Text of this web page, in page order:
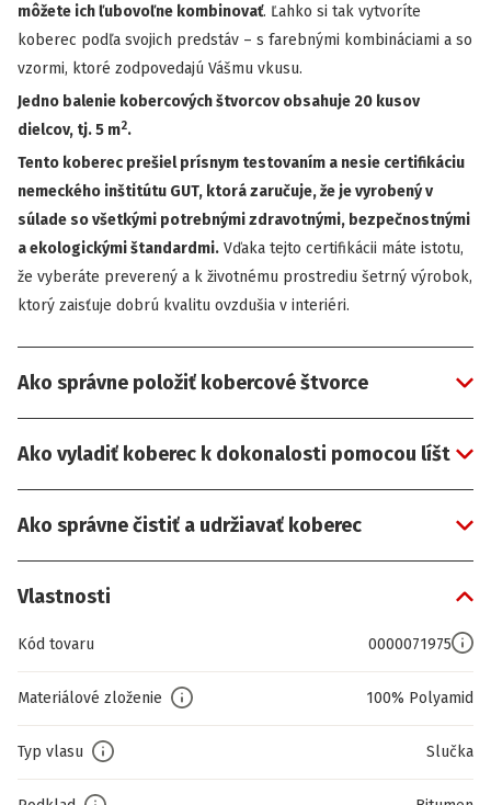
môžete ich ľubovoľne kombinovať. Ľahko si tak vytvoríte
koberec podľa svojich predstáv – s farebnými kombináciami a so
vzormi, ktoré zodpovedajú Vášmu vkusu.
Jedno balenie kobercových štvorcov obsahuje 20 kusov
dielcov, tj. 5 m2.
Tento koberec prešiel prísnym testovaním a nesie certifikáciu
nemeckého inštitútu GUT, ktorá zaručuje, že je vyrobený v
súlade so všetkými potrebnými zdravotnými, bezpečnostnými
a ekologickými štandardmi. Vďaka tejto certifikácii máte istotu,
že vyberáte preverený a k životnému prostrediu šetrný výrobok,
ktorý zaisťuje dobrú kvalitu ovzdušia v interiéri.
Ako správne položiť kobercové štvorce
Ako vyladiť koberec k dokonalosti pomocou líšt
Ako správne čistiť a udržiavať koberec
Vlastnosti
Kód tovaru 0000071975
Materiálové zloženie 100% Polyamid
Typ vlasu Slučka